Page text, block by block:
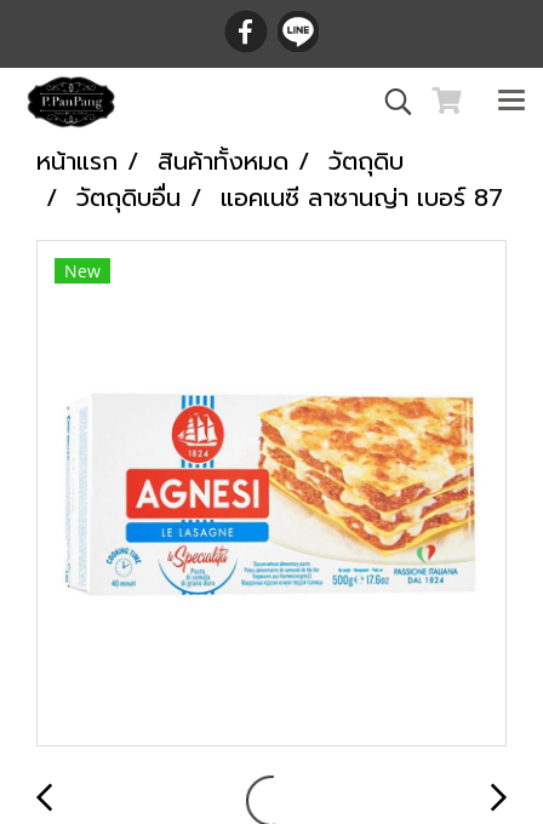
หน้าแรก สินค้าทั้งหมด
วัตถุดิบ
วัตถุดิบอื่น
แอคเนซี ลาซานญ่า เบอร์ 87
New